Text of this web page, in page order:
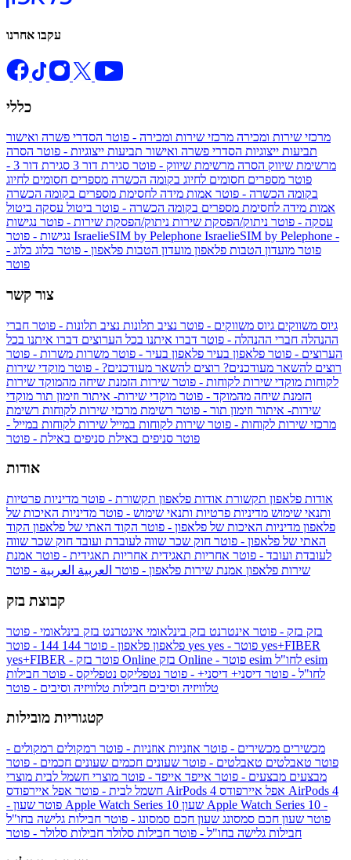
עקבו אחרנו
כללי
מרכזי שירות ומכירה מרכזי שירות ומכירה - פוטר הסדרי פשרה ואישור
תביעות ייצוגיות הסדרי פשרה ואישור תביעות ייצוגיות - פוטר הסרה
מרשימת שיווק הסרה מרשימת שיווק - פוטר סגירת דור 3
סגירת דור 3 -
פוטר מספרים חסומים לחיוג בקומה הכשרה מספרים חסומים לחיוג
בקומה הכשרה - פוטר אמות מידה לחסימת מספרים בקומה הכשרה
אמות מידה לחסימת מספרים בקומה הכשרה - פוטר ביטול עסקה ביטול
עסקה - פוטר ניתוק/הפסקת שירות ניתוק/הפסקת שירות - פוטר נגישות
IsraelieSIM by Pelephone IsraelieSIM by Pelephone -
פוטר מועדון הטבות פלאפון מועדון הטבות פלאפון - פוטר בלוג בלוג -
פוטר
צור קשר
גיוס משווקים גיוס משווקים - פוטר נציב תלונות נציב תלונות - פוטר חברי
ההנהלה חברי ההנהלה - פוטר דברו איתנו בכל הערוצים דברו איתנו בכל
הערוצים - פוטר פלאפון בעיר פלאפון בעיר - פוטר משרות משרות - פוטר
רוצים להשאר מעודכנים? רוצים להשאר מעודכנים? - פוטר מוקדי שירות
לקוחות מוקדי שירות לקוחות - פוטר שירות הזמנת שיחה מהמוקד שירות
הזמנת שיחה מהמוקד - פוטר מוקדי שירות- איתור וזימון תור מוקדי
שירות- איתור וזימון תור - פוטר רשימת מרכזי שירות לקוחות רשימת
מרכזי שירות לקוחות - פוטר שירות לקוחות במייל שירות לקוחות במייל -
פוטר סניפים באילת סניפים באילת - פוטר
אודות
אודות פלאפון תקשורת אודות פלאפון תקשורת - פוטר מדיניות פרטיות
ותנאי שימוש מדיניות פרטיות ותנאי שימוש - פוטר מדיניות האיכות של
פלאפון מדיניות האיכות של פלאפון - פוטר הקוד האתי של פלאפון הקוד
האתי של פלאפון - פוטר חוק שכר שווה לעובדת ועובד חוק שכר שווה
לעובדת ועובד - פוטר אחריות תאגידית אחריות תאגידית - פוטר אמנת
שירות פלאפון אמנת שירות פלאפון - פוטר العربية العربية - פוטר
קבוצת בזק
בזק בזק - פוטר אינטרנט בזק בינלאומי אינטרנט בזק בינלאומי - פוטר
פלאפון פלאפון - פוטר 144 yes
yes+FIBER
yes+FIBER - פוטר בזק Online
esim
לחו"ל - פוטר דיסני+ דיסני+ - פוטר נטפליקס נטפליקס - פוטר חבילות
טלוויזיה וסיבים חבילות טלוויזיה וסיבים - פוטר
קטגוריות מובילות
מכשירים מכשירים - פוטר אוזניות אוזניות - פוטר רמקולים רמקולים -
פוטר טאבלטים טאבלטים - פוטר שעונים חכמים שעונים חכמים - פוטר
מבצעים מבצעים - פוטר אייפד אייפד - פוטר מוצרי חשמל לבית מוצרי
חשמל לבית - פוטר אפל איירפודס AirPods 4 אפל איירפודס AirPods 4
- פוטר שעון Apple Watch Series 10 שעון Apple Watch Series 10 -
פוטר שעון חכם סמסונג שעון חכם סמסונג - פוטר חבילות גלישה בחו"ל
חבילות גלישה בחו"ל - פוטר חבילות סלולר חבילות סלולר - פוטר